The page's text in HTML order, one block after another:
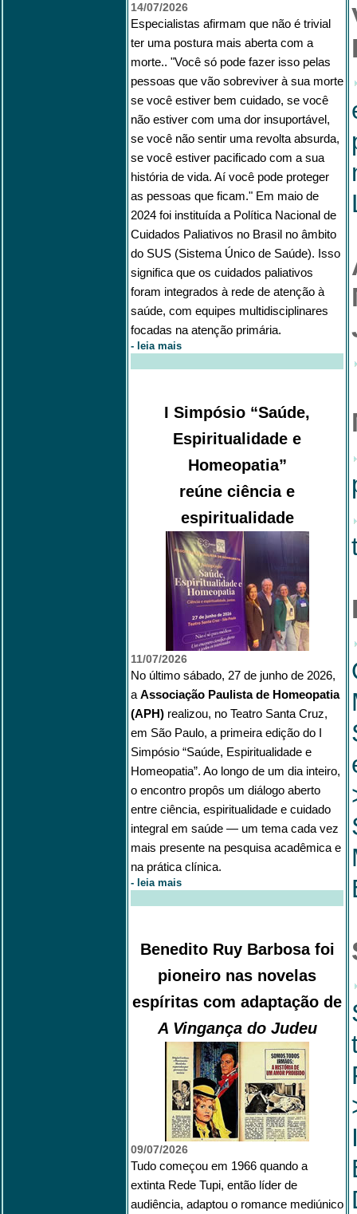
14/07/2026
Especialistas afirmam que não é trivial
ter uma postura mais aberta com a
morte.. "Você só pode fazer isso pelas
pessoas que vão sobreviver à sua morte
se você estiver bem cuidado, se você
não estiver com uma dor insuportável,
se você não sentir uma revolta absurda,
se você estiver pacificado com a sua
história de vida. Aí você pode proteger
as pessoas que ficam." Em maio de
2024 foi instituída a Política Nacional de
Cuidados Paliativos no Brasil no âmbito
do SUS (Sistema Único de Saúde). Isso
significa que os cuidados paliativos
foram integrados à rede de atenção à
saúde, com equipes multidisciplinares
focadas na atenção primária.
- leia mais
I Simpósio “Saúde,
Espiritualidade e
Homeopatia”
reúne ciência e
espiritualidade
11/07/2026
No último sábado, 27 de junho de 2026,
a Associação Paulista de Homeopatia
(APH) realizou, no Teatro Santa Cruz,
em São Paulo, a primeira edição do I
Simpósio “Saúde, Espiritualidade e
Homeopatia”. Ao longo de um dia inteiro,
o encontro propôs um diálogo aberto
entre ciência, espiritualidade e cuidado
integral em saúde — um tema cada vez
mais presente na pesquisa acadêmica e
na prática clínica.
- leia mais
Benedito Ruy Barbosa foi
pioneiro nas novelas
espíritas com adaptação de
A Vingança do Judeu
09/07/2026
Tudo começou em 1966 quando a
extinta Rede Tupi, então líder de
audiência, adaptou o romance mediúnico